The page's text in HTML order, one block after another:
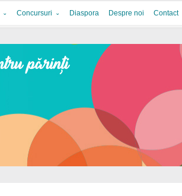
Concursuri Diaspora Despre noi Contact